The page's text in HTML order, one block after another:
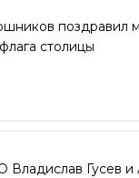
поздравил
столицы
Владислав Гусев и